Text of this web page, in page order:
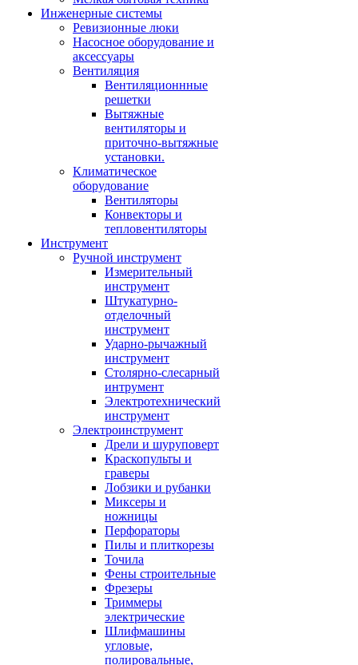
Инженерные системы
Ревизионные люки
Насосное оборудование и
аксессуары
Вентиляция
Вентиляционнные
решетки
Вытяжные
вентиляторы и
приточно-вытяжные
установки.
Климатическое
оборудование
Вентиляторы
Конвекторы и
тепловентиляторы
Инструмент
Ручной инструмент
Измерительный
инструмент
Штукатурно-
отделочный
инструмент
Ударно-рычажный
инструмент
Столярно-слесарный
интрумент
Электротехнический
инструмент
Электроинструмент
Дрели и шуруповерт
Краскопульты и
граверы
Лобзики и рубанки
Миксеры и
ножницы
Перфораторы
Пилы и плиткорезы
Точила
Фены строительные
Фрезеры
Триммеры
электрические
Шлифмашины
угловые,
полировальные,